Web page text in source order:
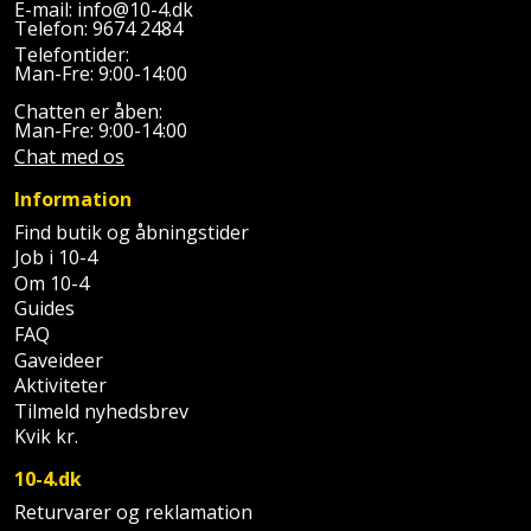
WinWin
plader
Savbuk
Savklinge
Skraber
Skruestik
Skruetrækker
Skruetvinge
Slibeartikler
Smøring
og
rustopløser
Kompressor
Lader
Ligesliber
Linjelaser
Loddekolbe
Luftværktøj
Måleinstrumenter
Lommelygte
Merchandise
Mobiltilbehør
Pavillon
Personlig
pleje
Plantekasser
Postkasse
Postkassestander
E-mail: info@10-4.dk
Telefon: 9674 2484
Telefontider:
Man-Fre: 9:00-14:00
Chatten er åben:
Man-Fre: 9:00-14:00
Chat med os
Information
Find butik og åbningstider
Job i 10-4
Om 10-4
Guides
FAQ
Gaveideer
Aktiviteter
Tilmeld nyhedsbrev
Kvik kr.
10-4.dk
Returvarer og reklamation